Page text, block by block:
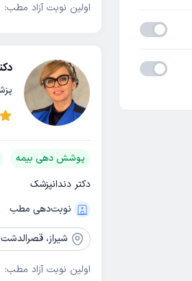
اولین نوبت آزاد مطب:
پوشش دهی بیمه
دکتر دندانپزشک
نوبت‌دهی مطب
شیراز، قصرالدشت، خیابان
اولین نوبت آزاد مطب: